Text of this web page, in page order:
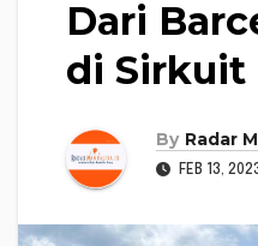
Dari
di Sirkuit
By Radar
FEB 13,